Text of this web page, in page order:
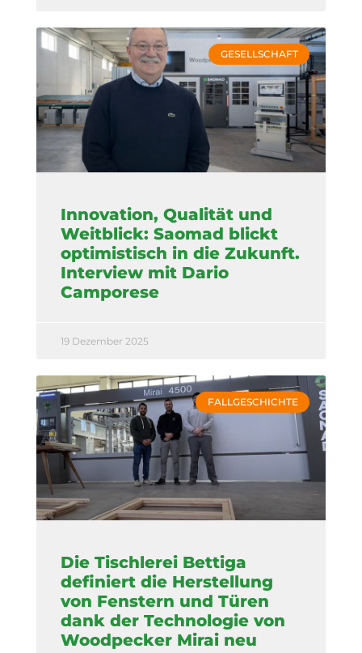
GESELLSCHAFT
Innovation, Qualität und
Weitblick: Saomad blickt
optimistisch in die Zukunft.
Interview mit Dario
Camporese
19 Dezember 2025
FALLGESCHICHTE
Die Tischlerei Bettiga
definiert die Herstellung
von Fenstern und Türen
dank der Technologie von
Woodpecker Mirai neu